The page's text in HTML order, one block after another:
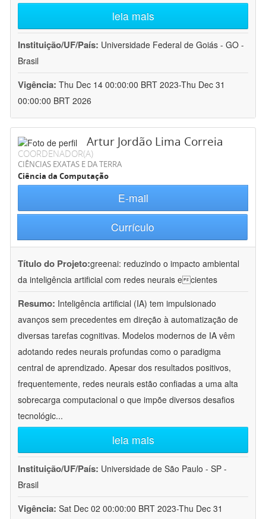
leia mais
Instituição/UF/País: Universidade Federal de Goiás - GO -
Brasil
Vigência: Thu Dec 14 00:00:00 BRT 2023-Thu Dec 31
00:00:00 BRT 2026
Artur Jordão Lima Correia
COORDENADOR(A)
CIÊNCIAS EXATAS E DA TERRA
Ciência da Computação
E-mail
Currículo
Título do Projeto:greenai: reduzindo o impacto ambiental
da inteligência artificial com redes neurais ecientes
Resumo: Inteligência artificial (IA) tem impulsionado
avanços sem precedentes em direção à automatização de
diversas tarefas cognitivas. Modelos modernos de IA vêm
adotando redes neurais profundas como o paradigma
central de aprendizado. Apesar dos resultados positivos,
frequentemente, redes neurais estão confiadas a uma alta
sobrecarga computacional o que impõe diversos desafios
tecnológic...
leia mais
Instituição/UF/País: Universidade de São Paulo - SP -
Brasil
Vigência: Sat Dec 02 00:00:00 BRT 2023-Thu Dec 31